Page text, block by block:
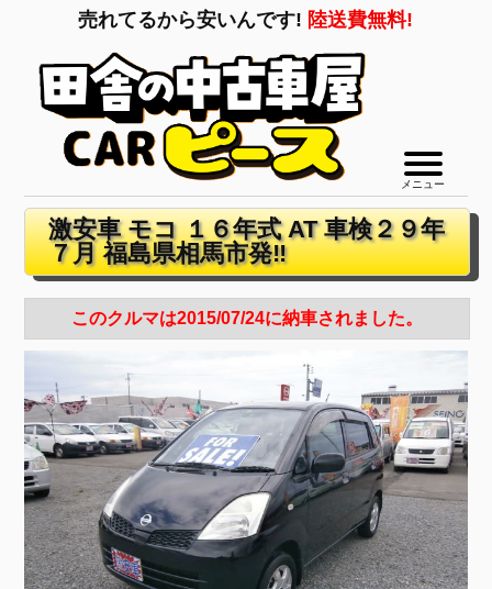
売れてるから安いんです! 陸送費無料!
メニュー
激安車 モコ １６年式 AT 車検２９年
７月 福島県相馬市発‼
このクルマは2015/07/24に納車されました。